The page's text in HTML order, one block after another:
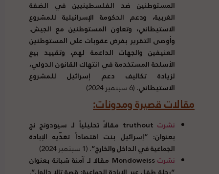
المستوطنين ضد الفلسطينيين في الضفة
الغربية، ودعم الحكومة الإسرائيلية للمشروع
الاستيطاني، وتعاون المستوطنين مع الجيش.
وأوصى التقرير بفرض عقوبات على المستوطنين
العنيفين والجهات الداعمة لهم، وتقييد بيع
الأسلحة المستخدمة في انتهاك القانون الدولي،
لزيادة تكاليف دعم إسرائيل للمشروع
الاستيطاني.(6 سبتمبر 2024)
مقالات قصيرة ومدونات:
نشرت truthout مقالاً تحليلياً لـ سيودونج نج
بعنوان: “إسرائيل بنت اقتصاداً تغذّيه الإبادة
الجماعية في الداخل والخارج”.(1 سبتمبر 2024)
نشرت Mondoweiss مقالا لـ آمنة شبانة بعنوان